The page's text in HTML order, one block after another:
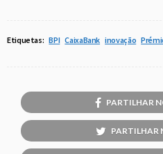
Etiquetas: BPI CaixaBank inovação
PARTILHAR
PARTILHAR